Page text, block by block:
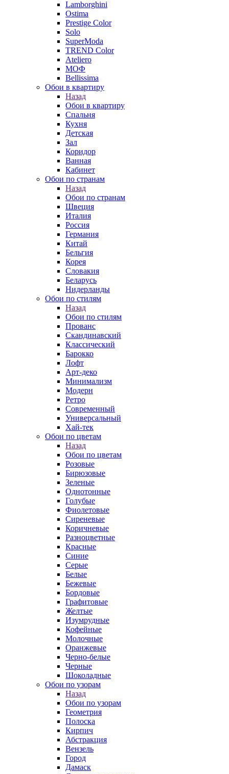
Lamborghini
Ostima
Prestige Color
Solo
SuperModa
TREND Color
Ateliero
МОФ
Bellissima
Обои в квартиру
Назад
Обои в квартиру
Спальня
Кухня
Детская
Зал
Коридор
Ванная
Кабинет
Обои по странам
Назад
Обои по странам
Швеция
Италия
Россия
Германия
Китай
Бельгия
Корея
Словакия
Беларусь
Нидерланды
Обои по стилям
Назад
Обои по стилям
Прованс
Скандинавский
Классический
Барокко
Лофт
Арт-деко
Минимализм
Модерн
Ретро
Современный
Универсальный
Хай-тек
Обои по цветам
Назад
Обои по цветам
Розовые
Бирюзовые
Зеленые
Однотонные
Голубые
Фиолетовые
Сиреневые
Коричневые
Разноцветные
Красные
Синие
Серые
Белые
Бежевые
Бордовые
Графитовые
Желтые
Изумрудные
Кофейные
Молочные
Оранжевые
Черно-белые
Черные
Шоколадные
Обои по узорам
Назад
Обои по узорам
Геометрия
Полоска
Кирпич
Абстракция
Вензель
Город
Дамаск